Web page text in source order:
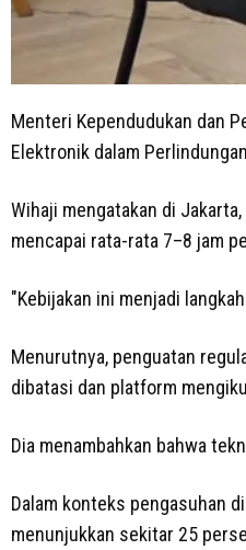
Menteri Kependudukan dan
Elektronik dalam
Wihaji mengatakan di
mencapai rata-rata 7–8 jam
"Kebijakan ini menjadi
Menurutnya, penguatan
dibatasi dan platform
Dia menambahkan bahwa
Dalam konteks pengasuhan
menunjukkan sekitar 25